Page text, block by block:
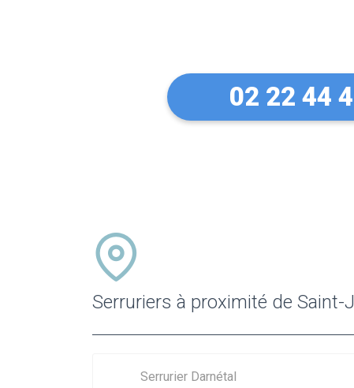
02 22 44
Serruriers à proximité de Saint-
Serrurier Darnétal